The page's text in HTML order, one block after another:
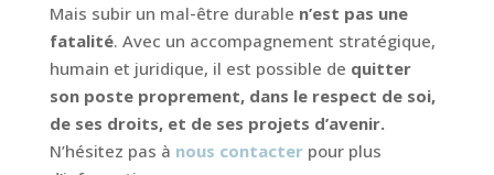
Mais subir un mal-être durable n’est pas une
fatalité. Avec un accompagnement stratégique,
humain et juridique, il est possible de quitter
son poste proprement, dans le respect de soi,
de ses droits, et de ses projets d’avenir.
N’hésitez pas à nous contacterpour plus